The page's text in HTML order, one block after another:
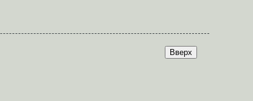
Вверх